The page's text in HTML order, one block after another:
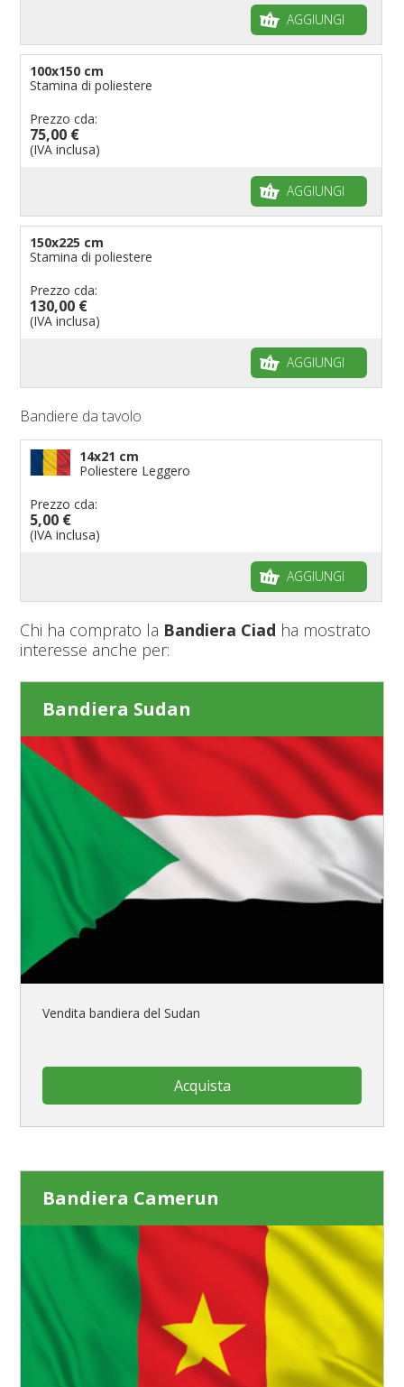
AGGIUNGI
100x150 cm
Stamina di poliestere
Prezzo cda:
75,00 €
(IVA inclusa)
AGGIUNGI
150x225 cm
Stamina di poliestere
Prezzo cda:
130,00 €
(IVA inclusa)
AGGIUNGI
Bandiere da tavolo
14x21 cm
Poliestere Leggero
Prezzo cda:
5,00 €
(IVA inclusa)
AGGIUNGI
Chi ha comprato la Bandiera Ciad ha mostrato
interesse anche per:
Bandiera Sudan
Vendita bandiera del Sudan
Acquista
Bandiera Camerun